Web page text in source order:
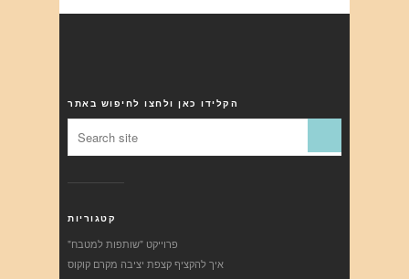
הקלידו כאן ולחצו לחיפוש באתר
קטגוריות
"פרוייקט "שותפות למטבח
איך להקציף קצפת יציבה מקרם קוקוס